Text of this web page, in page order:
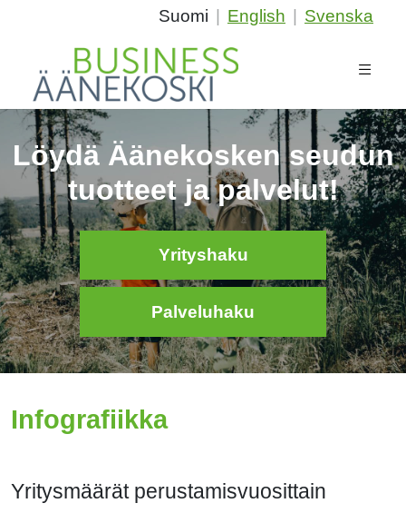
Suomi English Svenska
Löydä Äänekosken seudun
tuotteet ja palvelut!
Yrityshaku
Palveluhaku
Infografiikka
Yritysmäärät perustamisvuosittain